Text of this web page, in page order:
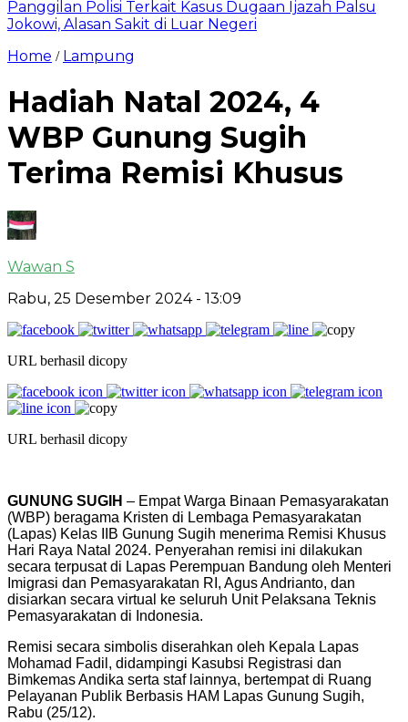
Panggilan Polisi Terkait Kasus Dugaan Ijazah Palsu
Jokowi, Alasan Sakit di Luar Negeri
Home / Lampung
Hadiah Natal 2024, 4
WBP Gunung Sugih
Terima Remisi Khusus
Wawan S
Rabu, 25 Desember 2024 - 13:09
URL berhasil dicopy
URL berhasil dicopy
GUNUNG SUGIH – Empat Warga Binaan Pemasyarakatan
(WBP) beragama Kristen di Lembaga Pemasyarakatan
(Lapas) Kelas IIB Gunung Sugih menerima Remisi Khusus
Hari Raya Natal 2024. Penyerahan remisi ini dilakukan
secara terpusat di Lapas Perempuan Bandung oleh Menteri
Imigrasi dan Pemasyarakatan RI, Agus Andrianto, dan
disiarkan secara virtual ke seluruh Unit Pelaksana Teknis
Pemasyarakatan di Indonesia.
Remisi secara simbolis diserahkan oleh Kepala Lapas
Mohamad Fadil, didampingi Kasubsi Registrasi dan
Bimkemas Andika serta staf lainnya, bertempat di Ruang
Pelayanan Publik Berbasis HAM Lapas Gunung Sugih,
Rabu (25/12).